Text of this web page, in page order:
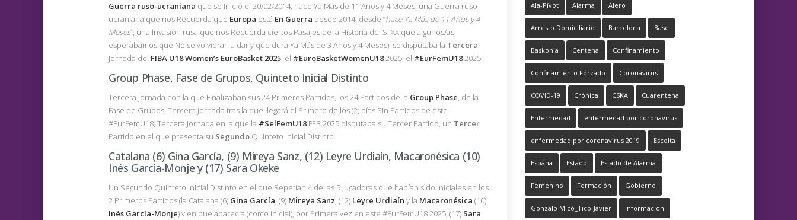
Guerra ruso-ucraniana que se Inició el 20/02/2014, hace Ya Más de 11 Años y 4 Meses, una Guerra ruso-
ucraniana que nos Recuerda que Europa está En Guerra desde 2014, desde “hace Ya Más de 11 Años y 4
Meses”, una Invasión rusa que nos Recuerda ciertos Pasajes de la Historia del S. XX que algunos/as
esperábamos que No se volvieran a dar y que dura Ya Más de 3 Años y 4 Meses), se disputaba la Tercera
Jornada del FIBA U18 Women’s EuroBasket 2025, el #EuroBasketWomenU182025, el #EurFemU182025.
Group Phase, Fase de Grupos, Quinteto Inicial Distinto
Tercera Jornada con la que Finalizaban sus 24 Primeros Partidos, los 24 Partidos de la Group Phase, de la
Fase de Grupos, Tercera Jornada tras la que llegará el Primero de los (2) días Sin Partidos de este
#EurFemU18, Tercera Jornada en la que la #SelFemU18FEB 2025 disputaba su Tercer Partido, un Tercer
Partido en el que presenta su Segundo Quinteto Inicial Distinto.
Catalana (6) Gina García, (9) Mireya Sanz, (12) Leyre Urdiaín, Macaronésica (10)
Inés García-Monje y (17) Sara Okeke
Un Segundo Quinteto Inicial Distinto en el que Repetían 4 de las 5 Jugadoras que habían sido Iniciales en los
2 Primeros Partidos (la Catalana (6) Gina García, (9) Mireya Sanz, (12) Leyre Urdiaín y la Macaronésica (10)
Inés García-Monje) y en que aparecía (como Inicial), por Primera vez en este #EurFemU18 2025, (17) Sara
Ala-Pívot Alarma Alero
Arresto Domiciliario Barcelona Base
Baskonia Centena Confinamiento
Confinamiento Forzado Coronavirus
COVID-19 Crónica CSKA Cuarentena
Enfermedad enfermedad por coronavirus
enfermedad por coronavirus 2019 Escolta
España Estado Estado de Alarma
Femenino Formación Gobierno
Gonzalo Micó_Tico-Javier Información